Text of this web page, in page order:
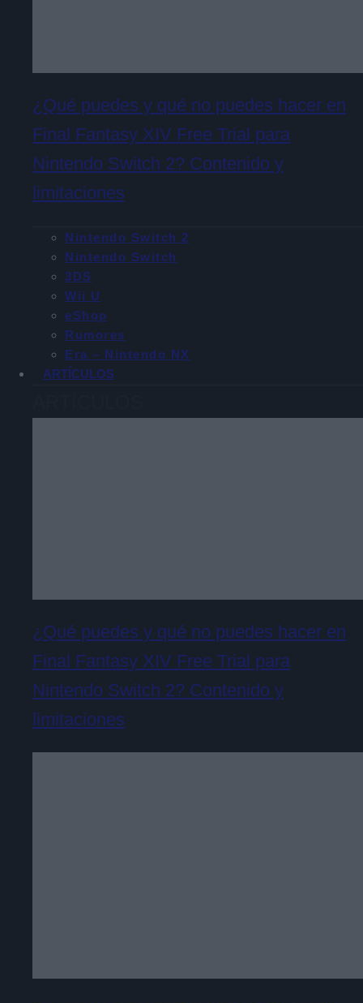
¿Qué puedes y qué no puedes hacer en
Final Fantasy XIV Free Trial para
Nintendo Switch 2? Contenido y
limitaciones
Nintendo Switch 2
Nintendo Switch
3DS
Wii U
eShop
Rumores
Era – Nintendo NX
ARTÍCULOS
¿Qué puedes y qué no puedes hacer en
Final Fantasy XIV Free Trial para
Nintendo Switch 2? Contenido y
limitaciones